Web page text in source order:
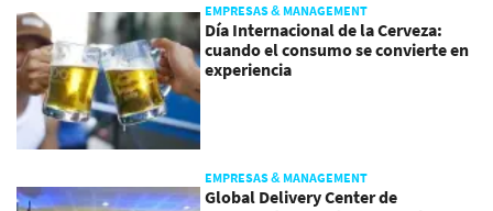
EMPRESAS & MANAGEMENT
Día Internacional de la Cerveza:
cuando el consumo se convierte en
experiencia
EMPRESAS & MANAGEMENT
Global Delivery Center de